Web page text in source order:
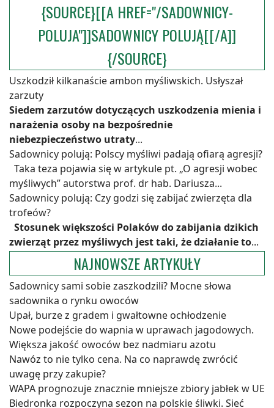
{SOURCE}[[A HREF="/SADOWNICY-
POLUJA"]]SADOWNICY POLUJĄ[[/A]]
{/SOURCE}
Uszkodził kilkanaście ambon myśliwskich. Usłyszał
zarzuty
Siedem zarzutów dotyczących uszkodzenia mienia i
narażenia osoby na bezpośrednie
niebezpieczeństwo utraty...
Sadownicy polują: Polscy myśliwi padają ofiarą agresji?
Taka teza pojawia się w artykule pt. „O agresji wobec
myśliwych” autorstwa prof. dr hab. Dariusza...
Sadownicy polują: Czy godzi się zabijać zwierzęta dla
trofeów?
Stosunek większości Polaków do zabijania dzikich
zwierząt przez myśliwych jest taki, że działanie to...
NAJNOWSZE ARTYKUŁY
Sadownicy sami sobie zaszkodzili? Mocne słowa
sadownika o rynku owoców
Upał, burze z gradem i gwałtowne ochłodzenie
Nowe podejście do wapnia w uprawach jagodowych.
Większa jakość owoców bez nadmiaru azotu
Nawóz to nie tylko cena. Na co naprawdę zwrócić
uwagę przy zakupie?
WAPA prognozuje znacznie mniejsze zbiory jabłek w UE
Biedronka rozpoczyna sezon na polskie śliwki. Sieć